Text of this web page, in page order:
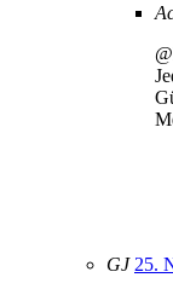
GJ 25.